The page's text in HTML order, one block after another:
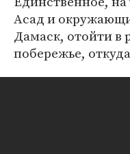
Асад и
Дамаск, отойти в
побережье,